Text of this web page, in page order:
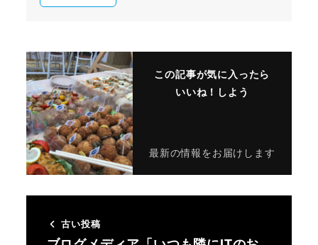
この記事が気に入ったら
いいね！しよう
最新の情報をお届けします
古い投稿